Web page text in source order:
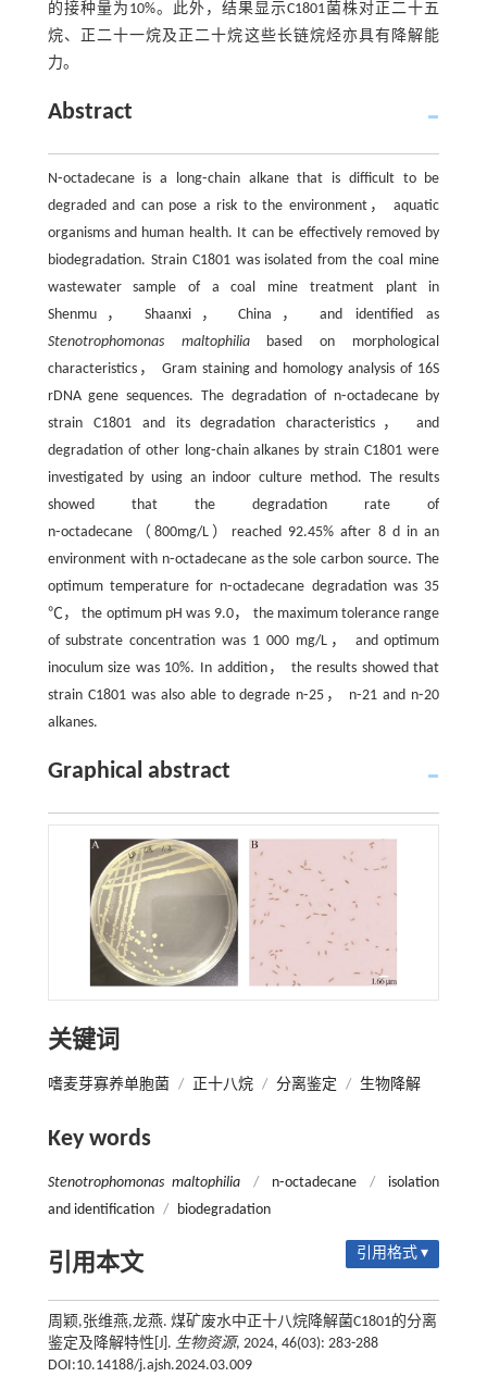
的接种量为10%。此外，结果显示C1801菌株对正二十五
烷、正二十一烷及正二十烷这些长链烷烃亦具有降解能
力。
Abstract
N⁃octadecane is a long⁃chain alkane that is difficult to be
degraded and can pose a risk to the environment， aquatic
organisms and human health. It can be effectively removed by
biodegradation. Strain C1801 was isolated from the coal mine
wastewater sample of a coal mine treatment plant in
Shenmu， Shaanxi， China， and identified as
Stenotrophomonas maltophiliabased on morphological
characteristics， Gram staining and homology analysis of 16S
rDNA gene sequences. The degradation of n⁃octadecane by
strain C1801 and its degradation characteristics， and
degradation of other long⁃chain alkanes by strain C1801 were
investigated by using an indoor culture method. The results
showed that the degradation rate of
n⁃octadecane（800mg/L）reached 92.45% after 8 d in an
environment with n⁃octadecane as the sole carbon source. The
optimum temperature for n⁃octadecane degradation was 35
℃， the optimum pH was 9.0， the maximum tolerance range
of substrate concentration was 1 000 mg/L， and optimum
inoculum size was 10%. In addition， the results showed that
strain C1801 was also able to degrade n⁃25， n⁃21 and n⁃20
alkanes.
Graphical abstract
关键词
嗜麦芽寡养单胞菌 / 正十八烷 / 分离鉴定 / 生物降解
Key words
Stenotrophomonas maltophilia / n⁃octadecane /
isolation
and identification / biodegradation
引用本文 引用格式 ▾
周颖,张维燕,龙燕. 煤矿废水中正十八烷降解菌C1801的分离
鉴定及降解特性[J]. 生物资源, 2024, 46(03): 283-288
DOI:10.14188/j.ajsh.2024.03.009